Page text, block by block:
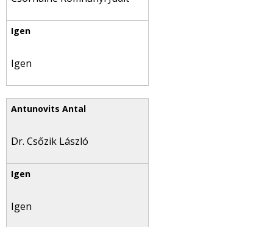
Igen
Dr. Csőzik László
Igen